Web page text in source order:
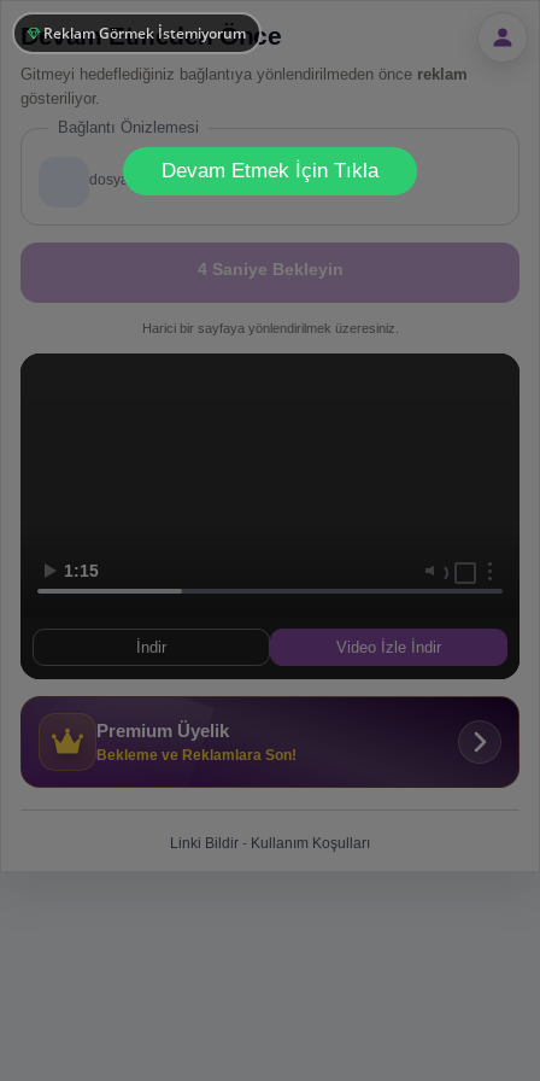
Devam Etmeden Önce
Gitmeyi hedeflediğiniz bağlantıya yönlendirilmeden önce reklam
gösteriliyor.
Bağlantı Önizlemesi
dosya.co
4 Saniye Bekleyin
Harici bir sayfaya yönlendirilmek üzeresiniz.
1:15
İndir Video İzle İndir
Premium Üyelik
Bekleme ve Reklamlara Son!
Linki Bildir - Kullanım Koşulları
! Not valid!
Devam Etmek İçin Tıkla
Reklam Görmek İstemiyorum